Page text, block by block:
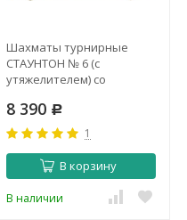
Шахматы турнирные
СТАУНТОН № 6 (c
утяжелителем) со
доской (Польша, Madon)
8 390 Р
1
В корзину
В наличии